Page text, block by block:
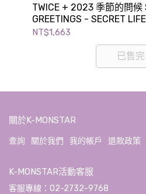
TWICE + 2023 季節的問候
GREETINGS - SECRET
NT$1,663
已售完
關於K-MONSTAR
查詢 關於我們 我的帳戶 退款政策
K-MONSTAR活動客服
客服專線：02-2732-9768